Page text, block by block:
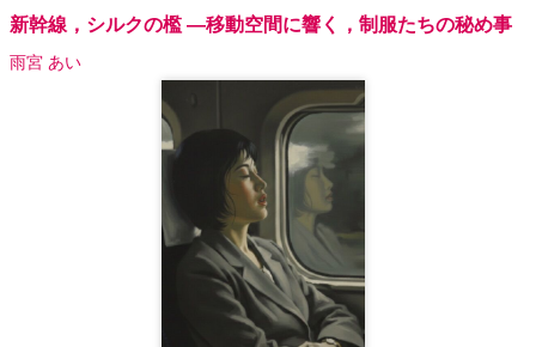
新幹線，シルクの檻 ―移動空間に響く，制服たちの秘め事
雨宮 あい